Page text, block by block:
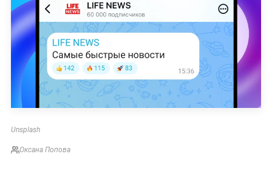
Unsplash
Оксана Попова